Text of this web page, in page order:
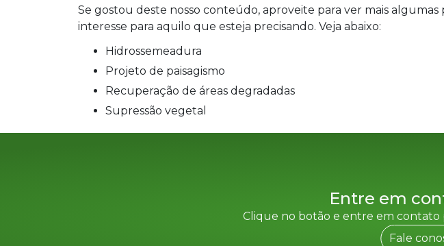
Se gostou deste nosso conteúdo, aproveite para ver mais
interesse para aquilo que esteja precisando. Veja abaixo:
hidrossemeadura
projeto de paisagismo
recuperação de áreas degradadas
supressão vegetal
Entre em
Clique no botão e entre em contato
Fale